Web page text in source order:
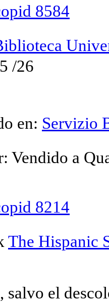
8584
/26
en: Servizio
Vendido a
8214
The Hispanic
salvo el